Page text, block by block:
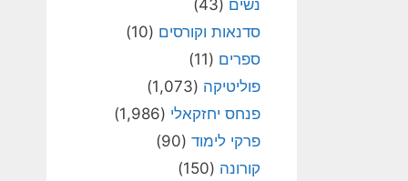
נשים (43)
סדנאות וקורסים (10)
ספרים (11)
פוליטיקה (1,073)
פנחס יחזקאלי (1,986)
פרקי לימוד (90)
קורונה (150)